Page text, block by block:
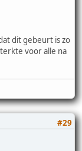
dit gebeurt is zo
voor alle na
#29